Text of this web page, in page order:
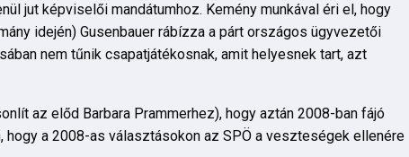
jut képviselői mandátumhoz. Kemény munkával éri el, hogy
idején) Gusenbauer rábízza a párt országos ügyvezetői
nem tűnik csapatjátékosnak, amit helyesnek tart, azt
az előd Barbara Prammerhez), hogy aztán 2008-ban fájó
a 2008-as választásokon az SPÖ a veszteségek ellenére